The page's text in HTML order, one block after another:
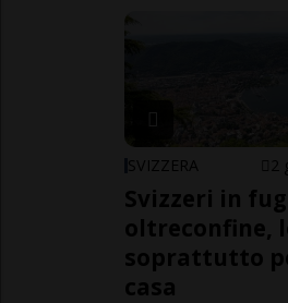
SVIZZERA 2
Svizzeri in
oltreconfine,
soprattutto
casa